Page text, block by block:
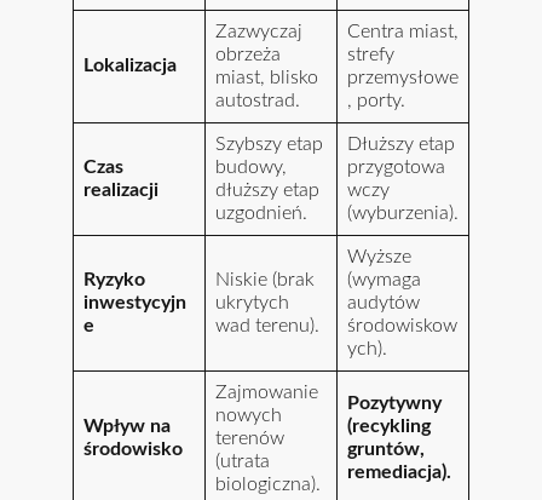
Lokalizacja
Zazwyczaj
obrzeża
miast, blisko
autostrad.
Centra miast,
strefy
przemysłowe
, porty.
Czas
realizacji
Szybszy etap
budowy,
dłuższy etap
uzgodnień.
Dłuższy etap
przygotowa
wczy
(wyburzenia).
Ryzyko
inwestycyjn
e
Niskie (brak
ukrytych
wad terenu).
Wyższe
(wymaga
audytów
środowiskow
ych).
Wpływ na
środowisko
Zajmowanie
nowych
terenów
(utrata
biologiczna).
Pozytywny
(recykling
gruntów,
remediacja).